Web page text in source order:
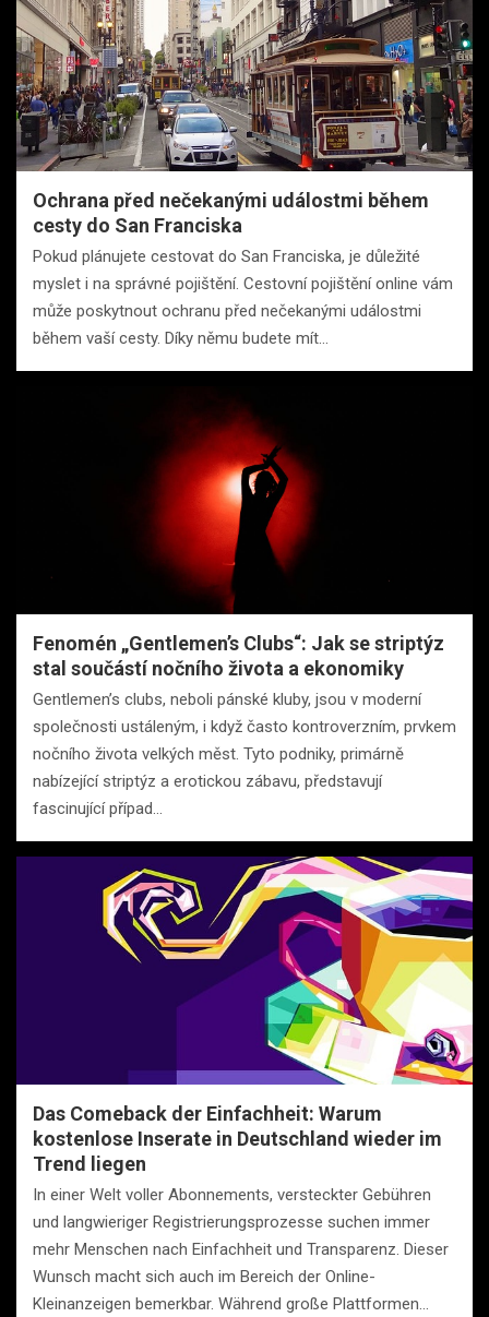
Ochrana před nečekanými událostmi během
cesty do San Franciska
Pokud plánujete cestovat do San Franciska, je důležité
myslet i na správné pojištění. Cestovní pojištění online vám
může poskytnout ochranu před nečekanými událostmi
během vaší cesty. Díky němu budete mít…
Fenomén „Gentlemen’s Clubs“: Jak se striptýz
stal součástí nočního života a ekonomiky
Gentlemen’s clubs, neboli pánské kluby, jsou v moderní
společnosti ustáleným, i když často kontroverzním, prvkem
nočního života velkých měst. Tyto podniky, primárně
nabízející striptýz a erotickou zábavu, představují
fascinující případ…
Das Comeback der Einfachheit: Warum
kostenlose Inserate in Deutschland wieder im
Trend liegen
In einer Welt voller Abonnements, versteckter Gebühren
und langwieriger Registrierungsprozesse suchen immer
mehr Menschen nach Einfachheit und Transparenz. Dieser
Wunsch macht sich auch im Bereich der Online-
Kleinanzeigen bemerkbar. Während große Plattformen…